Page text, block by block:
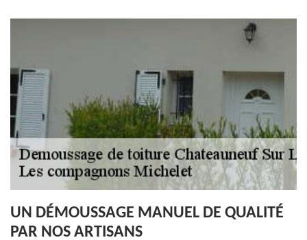
UN DÉMOUSSAGE MANUEL DE QUALITÉ
PAR NOS ARTISANS